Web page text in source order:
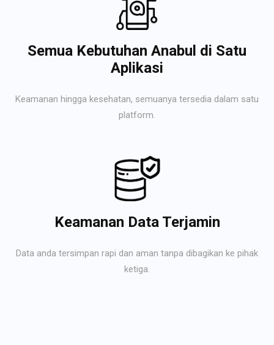
Semua Kebutuhan Anabul di Satu
Aplikasi
Keamanan hingga kesehatan, semuanya tersedia dalam satu
platform.
Keamanan Data Terjamin
Data anda tersimpan rapi dan aman tanpa dibagikan ke pihak
ketiga.